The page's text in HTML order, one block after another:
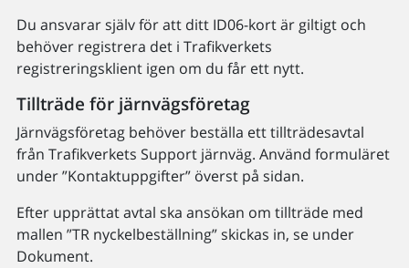
Du ansvarar själv för att ditt ID06-kort är giltigt och
behöver registrera det i Trafikverkets
registreringsklient igen om du får ett nytt.
Tillträde för järnvägsföretag
Järnvägsföretag behöver beställa ett tillträdesavtal
från Trafikverkets Support järnväg. Använd formuläret
under ”Kontaktuppgifter” överst på sidan.
Efter upprättat avtal ska ansökan om tillträde med
mallen ”TR nyckelbeställning” skickas in, se under
Dokument.